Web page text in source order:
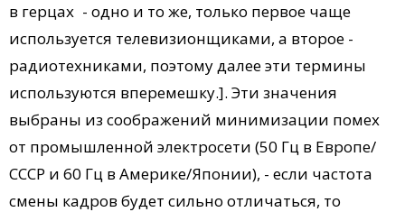
в герцах - одно и то же, только первое чаще
используется телевизионщиками, а второе -
радиотехниками, поэтому далее эти термины
используются вперемешку.]. Эти значения
выбраны из соображений минимизации помех
от промышленной электросети (50 Гц в Европе/
СССР и 60 Гц в Америке/Японии), - если частота
смены кадров будет сильно отличаться, то